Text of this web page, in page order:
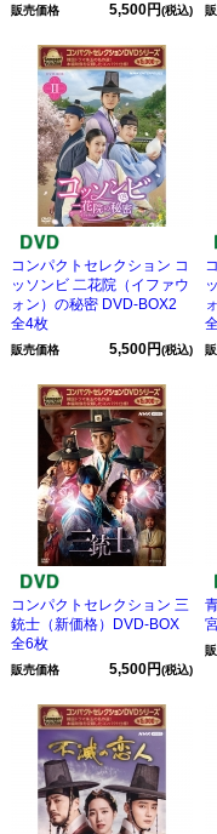
販売価格 5,500円(税込)
コンパクトセレクション コ
ッソンビ 二花院（イファウ
ォン）の秘密 DVD-BOX2
全4枚
販売価格 5,500円(税込)
コンパクトセレクション 三
銃士（新価格）DVD-BOX
全6枚
販売価格 5,500円(税込)